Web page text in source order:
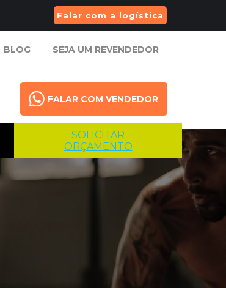
Falar com a logística
BLOG SEJA UM REVENDEDOR
FALAR COM VENDEDOR
SOLICITAR
ORÇAMENTO
SEJA UM REVENDEDOR